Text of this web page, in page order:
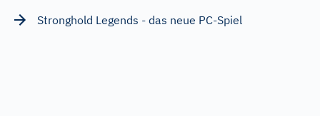
Stronghold Legends - das neue PC-Spiel